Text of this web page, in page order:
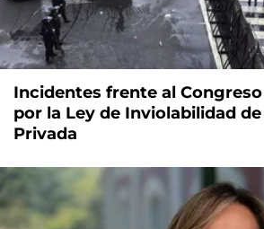
Incidentes frente al
por la Ley de Inviolabilidad
Privada